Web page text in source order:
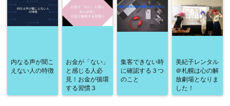
内なる声が聞こ
えない人の特徴
お金が「ない」
と感じる人必
見！お金が循環
する習慣３
集客できない時
に確認する３つ
のこと
美紀子レンタル
＠札幌は心の解
放劇場となりま
した！